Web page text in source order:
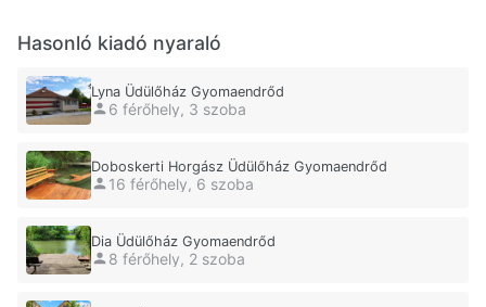
Hasonló kiadó nyaraló
Lyna Üdülőház Gyomaendrőd
6 férőhely, 3 szoba
Doboskerti Horgász Üdülőház Gyomaendrőd
16 férőhely, 6 szoba
Dia Üdülőház Gyomaendrőd
8 férőhely, 2 szoba